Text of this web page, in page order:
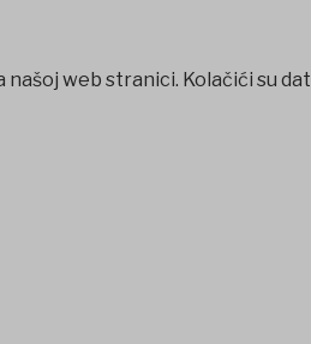
web stranici. Kolačići su